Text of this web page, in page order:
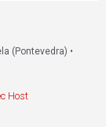
(Pontevedra) •
Host